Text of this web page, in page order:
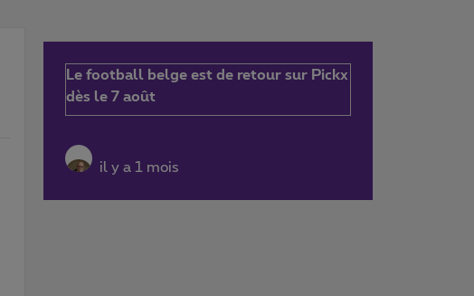
Le football belge est de retour sur Pickx
dès le 7 août
il y a 1 mois